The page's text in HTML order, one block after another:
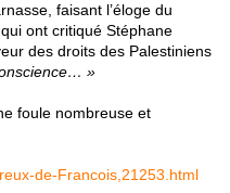
faisant l’éloge du
ont critiqué Stéphane
des droits des Palestiniens
»
foule nombreuse et
de-Francois,21253.html